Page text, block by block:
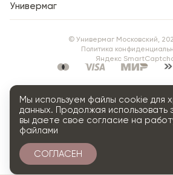
Универмаг
© Универмаг Московский,
Политика
Яндекс
Мы используем файлы cookie для
данных. Продолжая использовать
вы даете свое согласие на
файлами
СОГЛАСЕН